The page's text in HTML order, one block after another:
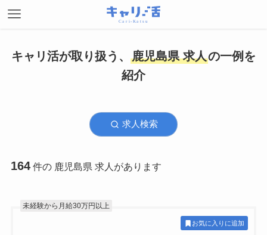
キャリ活が取り扱う、 鹿児島県 求人の一例を
紹介
求人検索
164件の 鹿児島県 求人があります
未経験から月給30万円以上
お気に入りに追加